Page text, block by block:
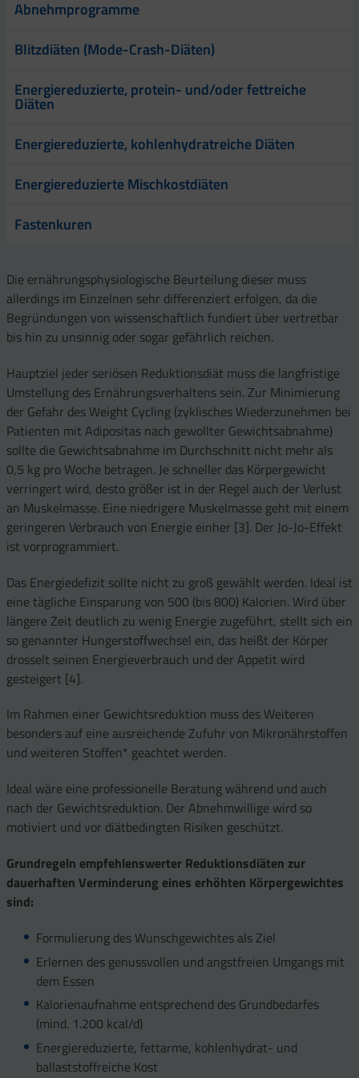
Abnehmprogramme
Blitzdiäten (Mode-Crash-Diäten)
Energiereduzierte, protein- und/oder fettreiche
Diäten
Energiereduzierte, kohlenhydratreiche Diäten
Energiereduzierte Mischkostdiäten
Fastenkuren
Die ernährungsphysiologische Beurteilung dieser muss
allerdings im Einzelnen sehr differenziert erfolgen, da die
Begründungen von wissenschaftlich fundiert über vertretbar
bis hin zu unsinnig oder sogar gefährlich reichen.
Hauptziel jeder seriösen Reduktionsdiät muss die langfristige
Umstellung des Ernährungsverhaltens sein. Zur Minimierung
der Gefahr des Weight Cycling (zyklisches Wiederzunehmen bei
Patienten mit Adipositas nach gewollter Gewichtsabnahme)
sollte die Gewichtsabnahme im Durchschnitt nicht mehr als
0,5 kg pro Woche betragen. Je schneller das Körpergewicht
verringert wird, desto größer ist in der Regel auch der Verlust
an Muskelmasse. Eine niedrigere Muskelmasse geht mit einem
geringeren Verbrauch von Energie einher [3]. Der Jo-Jo-Effekt
ist vorprogrammiert.
Das Energiedefizit sollte nicht zu groß gewählt werden. Ideal ist
eine tägliche Einsparung von 500 (bis 800) Kalorien. Wird über
längere Zeit deutlich zu wenig Energie zugeführt, stellt sich ein
so genannter Hungerstoffwechsel ein, das heißt der Körper
drosselt seinen Energieverbrauch und der Appetit wird
gesteigert [4].
Im Rahmen einer Gewichtsreduktion muss des Weiteren
besonders auf eine ausreichende Zufuhr von Mikronährstoffen
und weiteren Stoffen* geachtet werden.
Ideal wäre eine professionelle Beratung während und auch
nach der Gewichtsreduktion. Der Abnehmwillige wird so
motiviert und vor diätbedingten Risiken geschützt.
Grundregeln empfehlenswerter Reduktionsdiäten zur
dauerhaften Verminderung eines erhöhten Körpergewichtes
sind:
Formulierung des Wunschgewichtes als Ziel
Erlernen des genussvollen und angstfreien Umgangs mit
dem Essen
Kalorienaufnahme entsprechend des Grundbedarfes
(mind. 1.200 kcal/d)
Energiereduzierte, fettarme, kohlenhydrat- und
ballaststoffreiche Kost